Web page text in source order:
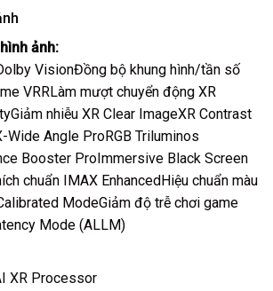
ảnh:
VisionĐồng bộ khung hình/tần số
VRRLàm mượt chuyển động XR
Giảm nhiễu XR Clear ImageXR Contrast
Wide Angle ProRGB Triluminos
Booster ProImmersive Black Screen
chuẩn IMAX Enhanced Hiệu chuẩn màu
ModeGiảm độ trễ chơi game
Mode (ALLM)
XR Processor